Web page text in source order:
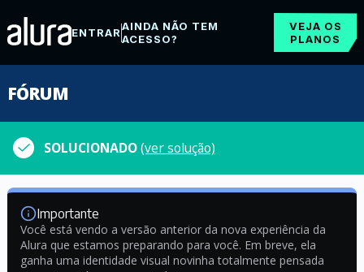
ENTRARAINDA NÃO TEM
ACESSO?
VEJA OS
PLANOS
FÓRUM
SOLUCIONADO(ver solução)
Importante
Você está vendo a versão anterior da nova experiência da
Alura que estamos preparando para você. Em breve, ela
ganha uma identidade visual novinha totalmente pensada